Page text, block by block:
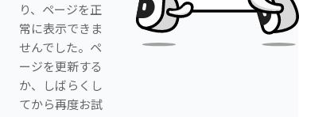
り、ページを正
常に表示できま
せんでした。ペ
ージを更新する
か、しばらくし
てから再度お試